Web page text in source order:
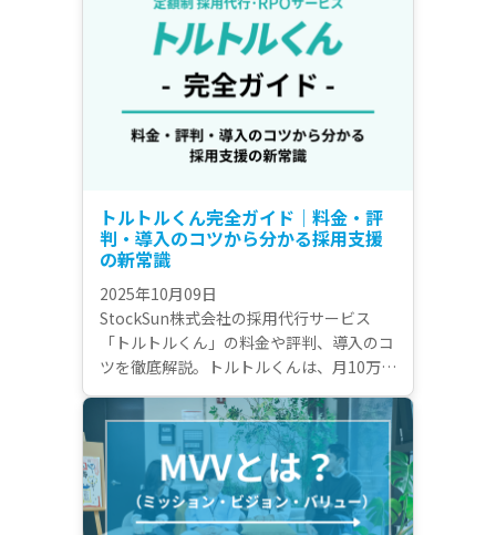
ください。 あなたの会社の求人情報を
リッチ化し、応募につながる求人票に仕上
げることが可能になります。
トルトルくん完全ガイド｜料金・評
判・導入のコツから分かる採用支援
の新常識
2025年10月09日
StockSun株式会社の採用代行サービス
「トルトルくん」の料金や評判、導入のコ
ツを徹底解説。トルトルくんは、月10万円
からの低価格で利用でき、専門性の高いフ
リーランス人材による13種類もの採用施策
を提供。コストパフォーマンスに優れた、
中小企業・スタートアップに最適な採用支
援サービスとして注目を集めています。